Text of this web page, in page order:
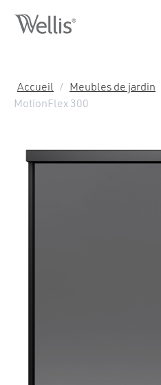
Accueil / Meubles de jardin
MotionFlex 300